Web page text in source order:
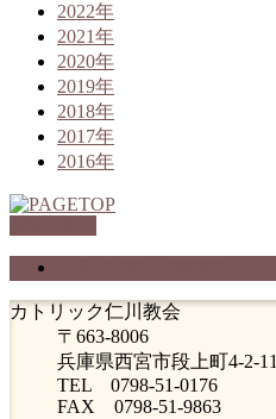
2022年
2021年
2020年
2019年
2018年
2017年
2016年
カトリック仁川教会
〒663-8006
兵庫県西宮市段上町4-2-11
TEL 0798-51-0176
FAX 0798-51-9863